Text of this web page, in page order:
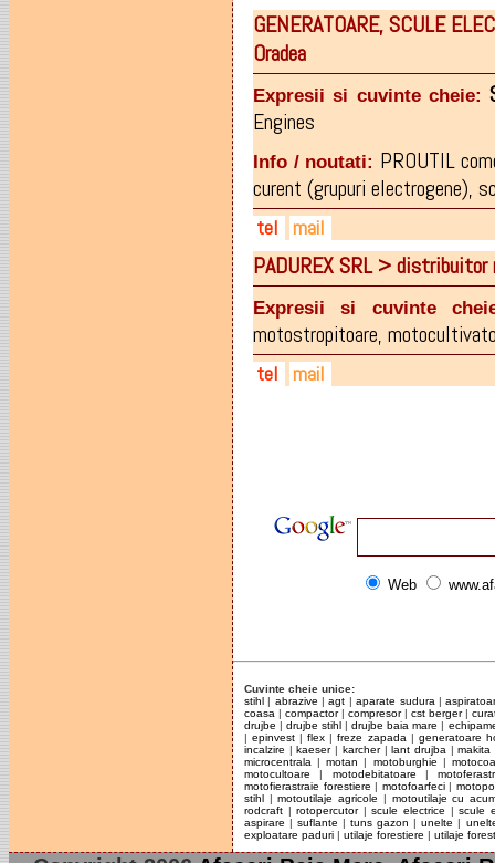
0262-217120
0262-316058
0741-058009
ofrimasm@easynet.ro
GENERATOARE, SCULE
Oradea
Expresii si cuvinte cheie:
Engines
Info / noutati: PROUTIL
curent (grupuri electrogene),
tel
0359-800839
mail
proutil2006@yahoo.com
info@proutilsrl.ro
cristi.cimpan@yahoo.com
PADUREX SRL >
Expresii si cuvinte
motostropitoare,
tel mail
Web
Cuvinte cheie unice:
stihl | abrazive |agt |aparate sudura |
coasa | compactor| compresor| cst berger|
drujbe |drujbe stihl |drujbe baia mare |
|epinvest |flex |freze zapada | generatoare
incalzire |kaeser| karcher|lant drujba |makita
microcentrala |motan | motoburghie |
motocultoare | motodebitatoare |
motofierastraie forestiere | motofoarfeci|
stihl |motoutilaje agricole | motoutilaje cu
rodcraft |rotopercutor|scule electrice |scule
aspirare |suflante |tuns gazon |unelte |
exploatare paduri | utilaje forestiere | utilaje